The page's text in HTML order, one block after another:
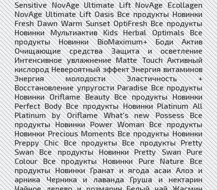
Sensitive NovAge Ultimate Lift NovAge Ecollagen
NovAge Ultimate Lift Oasis Все продукты Новинки
Fresh Dawn Warm Sunset OptiFresh Все продукты
Новинки Мультиактив Kids Herbal Optimals Все
продукты Новинки BioMaximum+ Боди Актив
Очищающие средства Защита и осветление
Интенсивное увлажнение Matte Touch Активный
кислород Невероятный эффект Энергия витаминов
Энергия молодости Эластичность +
Восстановление упругости Paradise Все продукты
Новинки Oriflame Beauty Все продукты Новинки
Perfect Body Все продукты Новинки Platinum All
Platinum by Oriflame What's new Possess Все
продукты Новинки Power Woman Все продукты
Новинки Precious Moments Все продукты Новинки
Preppy Chic Все продукты Все продукты Pretty
Swan Все продукты Новинки Pretty Swan Pure
Colour Все продукты Новинки Pure Nature Все
продукты Новинки Гранат и ягода асаи Алоэ и
арника Черника и лаванда Груша и нектарин